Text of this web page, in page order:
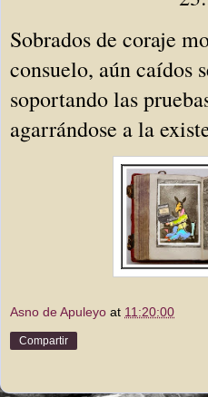
Sobrados de coraje
consuelo, aún caídos
soportando las
agarrándose a la
Asno de Apuleyo at 11:20:00
Compartir